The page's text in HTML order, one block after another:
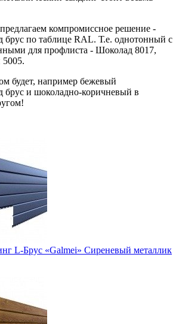
компромиссное решение -
брус по таблице RAL. Т.е. однотонный с
для профлиста - Шоколад 8017,
будет, например бежевый
брус и шоколадно-коричневый в
L-Брус «Galmei» Сиреневый металлик